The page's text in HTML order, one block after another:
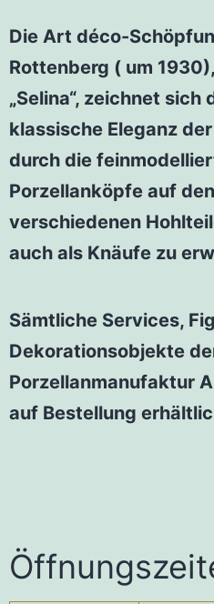
Die Art déco-
Rottenberg ( um
„Selina“, zeichnet
klassische Eleganz
durch die
Porzellanköpfe auf
verschiedenen
auch als Knäufe zu
Sämtliche Services,
Dekorationsobjekte
Porzellanmanufaktur
auf Bestellung